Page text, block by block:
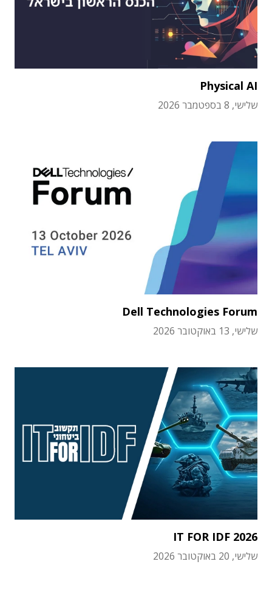
Physical AI
שלישי, 8 בספטמבר 2026
Dell Technologies Forum
שלישי, 13 באוקטובר 2026
IT FOR IDF 2026
שלישי, 20 באוקטובר 2026